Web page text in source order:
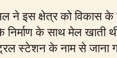
ने इस क्षेत्र को विकास के
के निर्माण के साथ मेल खाती
स्टेशन के नाम से जाना